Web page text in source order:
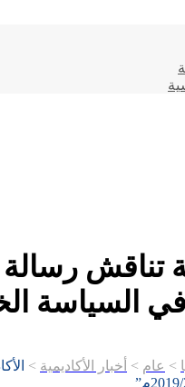
تناقش
السياسة
> عام > أخبار الأكاديمية >